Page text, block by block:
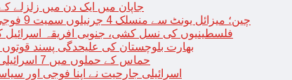
جاپان میں ایک دن میں زلزلے کے 155 جھٹکے، 30 افراد
چین؛ میزائل یونٹ سے منسلک 4 جرنیلوں سمیت 9 فوجی اہلکارپارلیمنٹ سے برطرف
فلسطینیوں کی نسل کشی، جنوبی افریقہ اسرائیل
بھارت بلوچستان کی علیحدگی پسند
حماس کے حملوں میں 7 اسرائیلی گاڑیاں تباہ، 3 صہیونی ہلاک
اسرائیلی جارحیت نے اپنا فوجی اور